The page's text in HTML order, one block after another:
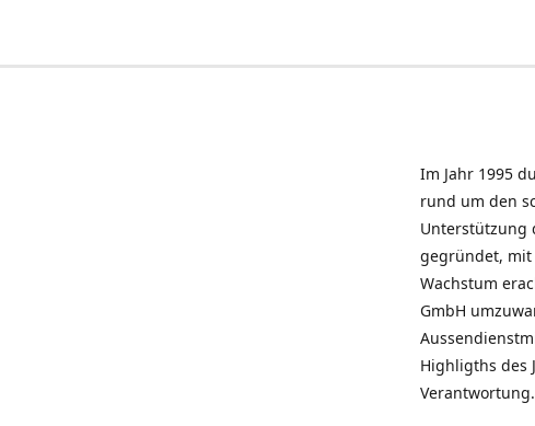
Im Jahr 1995
rund um den
Unterstützung
gegründet, mit
Wachstum
GmbH
Highligths des
Verantwortung.